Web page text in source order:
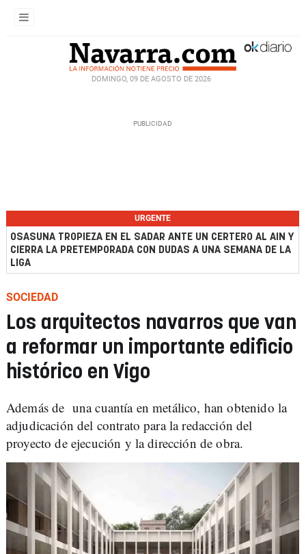
DOMINGO, 09 DE AGOSTO DE 2026
URGENTE
OSASUNA TROPIEZA EN EL SADAR ANTE UN CERTERO AL AIN Y
CIERRA LA PRETEMPORADA CON DUDAS A UNA SEMANA DE LA
LIGA
SOCIEDAD
Los arquitectos navarros que van
a reformar un importante edificio
histórico en Vigo
Además de una cuantía en metálico, han obtenido la
adjudicación del contrato para la redacción del
proyecto de ejecución y la dirección de obra.